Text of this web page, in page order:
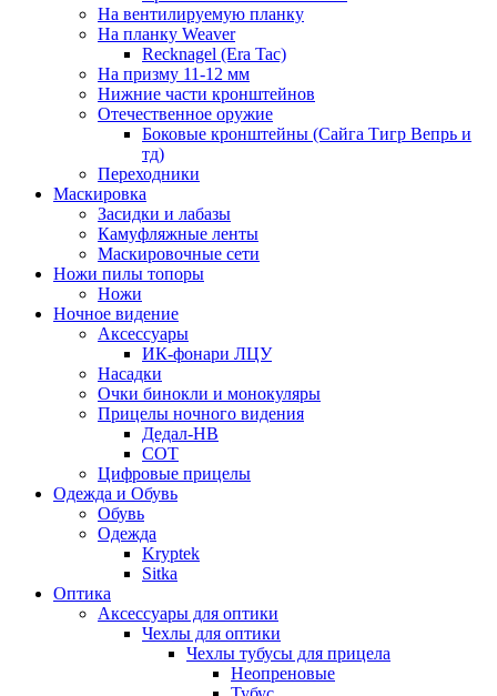
На вентилируемую планку
На планку Weaver
Recknagel (Era Tac)
На призму 11-12 мм
Нижние части кронштейнов
Отечественное оружие
Боковые кронштейны (Сайга Тигр Вепрь и
тд)
Переходники
Маскировка
Засидки и лабазы
Камуфляжные ленты
Маскировочные сети
Ножи пилы топоры
Ножи
Ночное видение
Аксессуары
ИК-фонари ЛЦУ
Насадки
Очки бинокли и монокуляры
Прицелы ночного видения
Дедал-НВ
СОТ
Цифровые прицелы
Одежда и Обувь
Обувь
Одежда
Kryptek
Sitka
Оптика
Аксессуары для оптики
Чехлы для оптики
Чехлы тубусы для прицела
Неопреновые